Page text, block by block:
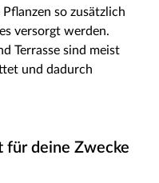
so zusätzlich
versorgt werden.
Terrasse sind meist
und dadurch
für deine Zwecke